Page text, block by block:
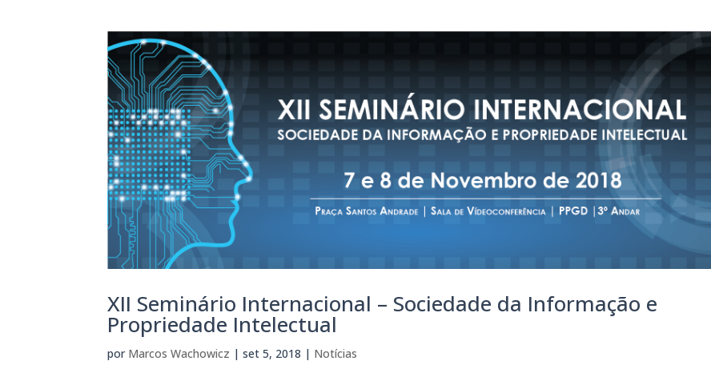
XII Seminário Internacional – Sociedade da Informação e
Propriedade Intelectual
por Marcos Wachowicz |set 5, 2018 | Notícias